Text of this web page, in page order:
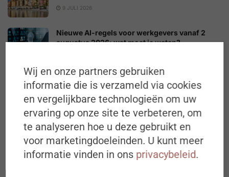
9 JULI 2026
Nieuwe AI-regels voor werkgevers vanaf 2
augustus 2026: wat moet je weten?
“Van leeftijd naar levels of wisdom”
3 AUGUSTUS 2026
In de kijker
Wij en onze partners gebruiken
informatie die is verzameld via cookies
en vergelijkbare technologieën om uw
ervaring op onze site te verbeteren, om
te analyseren hoe u deze gebruikt en
voor marketingdoeleinden. U kunt meer
informatie vinden in ons privacybeleid.